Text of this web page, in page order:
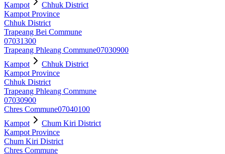
Kampot
Chhuk District
Kampot Province
Chhuk District
Trapeang Bei Commune
07031300
Trapeang Phleang Commune07030900
Kampot
Chhuk District
Kampot Province
Chhuk District
Trapeang Phleang Commune
07030900
Chres Commune07040100
Kampot
Chum Kiri District
Kampot Province
Chum Kiri District
Chres Commune